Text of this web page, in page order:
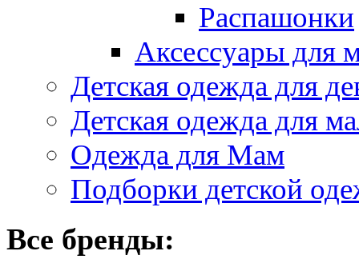
Распашонки
Аксессуары для
Детская одежда для
Детская одежда для
Одежда для Мам
Подборки детской
Все бренды: